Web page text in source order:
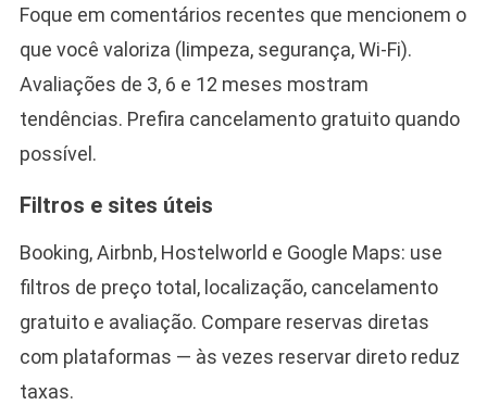
Foque em comentários recentes que mencionem o
que você valoriza (limpeza, segurança, Wi‑Fi).
Avaliações de 3, 6 e 12 meses mostram
tendências. Prefira cancelamento gratuito quando
possível.
Filtros e sites úteis
Booking, Airbnb, Hostelworld e Google Maps: use
filtros de preço total, localização, cancelamento
gratuito e avaliação. Compare reservas diretas
com plataformas — às vezes reservar direto reduz
taxas.